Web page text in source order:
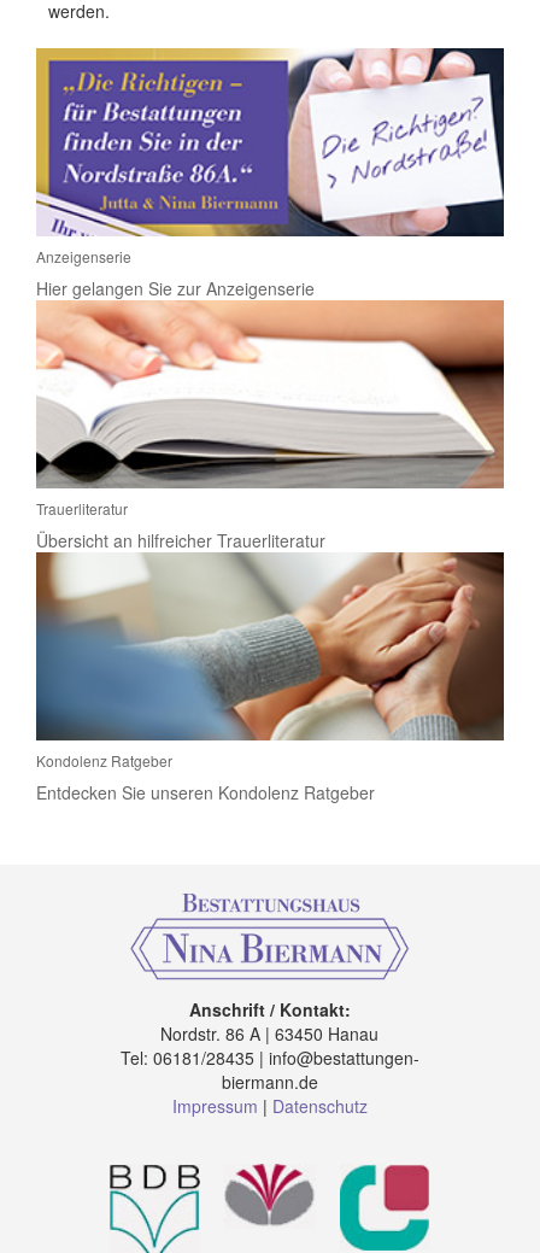
werden.
Anzeigenserie
Hier gelangen Sie zur Anzeigenserie
Trauerliteratur
Übersicht an hilfreicher Trauerliteratur
Kondolenz Ratgeber
Entdecken Sie unseren Kondolenz Ratgeber
Anschrift / Kontakt:
Nordstr. 86 A | 63450 Hanau
Tel: 06181/28435 | info@bestattungen-
biermann.de
Impressum | Datenschutz